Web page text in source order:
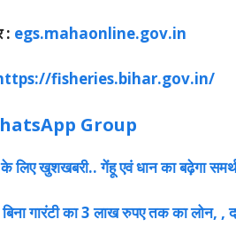
: egs.mahaonline.gov.in
://fisheries.bihar.gov.in/
Group
लिए खुशखबरी.. गेंहू एवं धान का बढ़ेगा
गारंटी का 3 लाख रुपए तक का लोन, ,